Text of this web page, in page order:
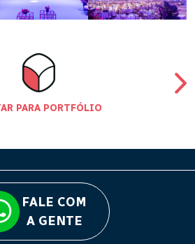
PARA PORTFÓLIO
FALE COM
A GENTE